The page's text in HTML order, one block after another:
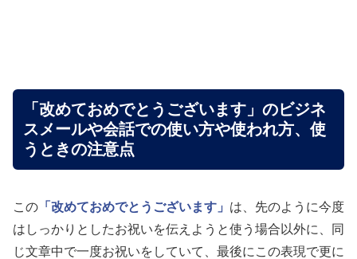
「改めておめでとうございます」のビジネ
スメールや会話での使い方や使われ方、使
うときの注意点
この 「改めておめでとうございます」 は、先のように今度
はしっかりとしたお祝いを伝えようと使う場合以外に、同
じ文章中で一度お祝いをしていて、最後にこの表現で更に